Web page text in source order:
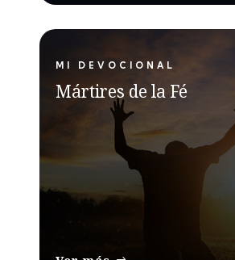
MI DEVOCIONAL
Mártires de la Fé